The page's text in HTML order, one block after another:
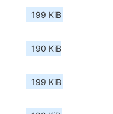
199 KiB
190 KiB
199 KiB